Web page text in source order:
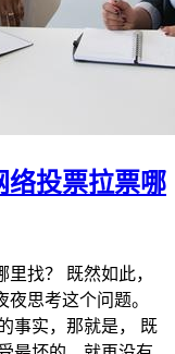
络投票拉票哪
找？ 既然如此，
思考这个问题。
事实，那就是， 既